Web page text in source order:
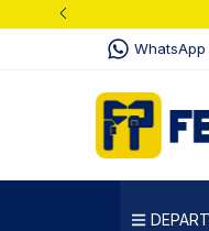
WhatsApp